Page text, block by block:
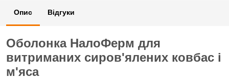
Опис Відгуки
Оболонка НалоФерм для
витриманих сиров'ялених ковбас і
м'яса